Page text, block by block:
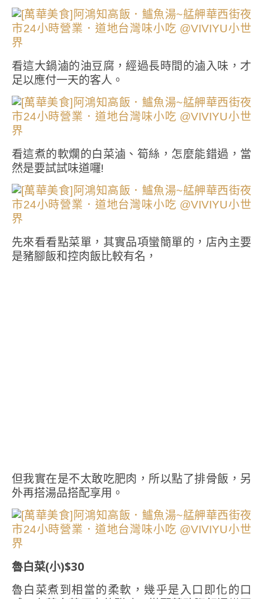
看這大鍋滷的油豆腐，經過長時間的滷入味，才
足以應付一天的客人。
看這煮的軟爛的白菜滷、筍絲，怎麼能錯過，當
然是要試試味道囉!
先來看看點菜單，其實品項蠻簡單的，店內主要
是豬腳飯和控肉飯比較有名，
但我實在是不太敢吃肥肉，所以點了排骨飯，另
外再搭湯品搭配享用。
魯白菜(小)$30
魯白菜煮到相當的柔軟，幾乎是入口即化的口